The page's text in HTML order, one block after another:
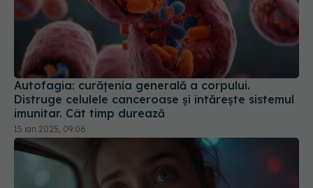
Autofagia: curățenia generală a corpului.
Distruge celulele canceroase și întărește sistemul
imunitar. Cât timp durează
15 ian 2025, 09:06